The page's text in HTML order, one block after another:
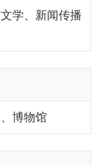
学、新闻传播
博物馆